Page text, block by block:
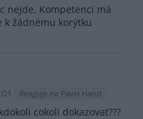
nejde. Kompetenci má
k žádnému korýtku
Reaguje na Pavel Hanzl
cokoli dokazovat???